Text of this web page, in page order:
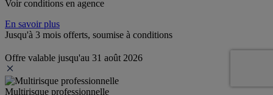
Voir conditions en agence
En savoir plus
Jusqu'à 3 mois offerts, soumise à conditions
Offre valable jusqu'au 31 août 2026
Multirisque professionnelle